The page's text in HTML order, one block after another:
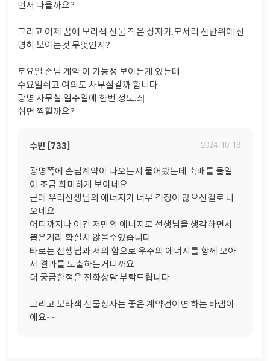
먼저 나올까요?
그리고 어제 꿈에 보라색 선물 작은 상자가.모서리 선반위에 선
명히 보이는것 무엇인지?
토요일 손님 계약 이 가능성 보이는게 있는데
수요일쉬고 여의도 사무실갈까 합니다
광명 사무실 일주일에 한번 정도.싀
쉬면 찍힐까요?
수빈 [733] 2024-10-13
광명쪽에 손님계약이 나오는지 물어봤는데 축배를 들일
이 조금 희미하게 보이네요
근데 우리선생님의 에너지가 너무 걱정이 많으신걸로 나
오네요
어디까지나 이건 저만의 에너지로 선생님을 생각하면서
뽑은거라 확실치 않을수있습니다
타로는 선생님과 저의 합으로 우주의 에너지를 함께 모아
서 결과를 도출하는거니까요
더 궁금한점은 전화상담 부탁드립니다
그리고 보라색 선물상자는 좋은 계약건이면 하는 바램이
에요~~